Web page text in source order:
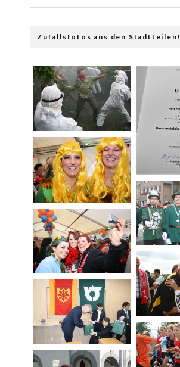
Zufallsfotos aus den Stadtteilen!